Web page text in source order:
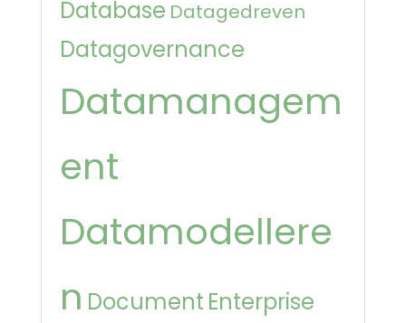
Database Datagedreven
Datagovernance
Datamanagem
ent
Datamodellere
n Document Enterprise